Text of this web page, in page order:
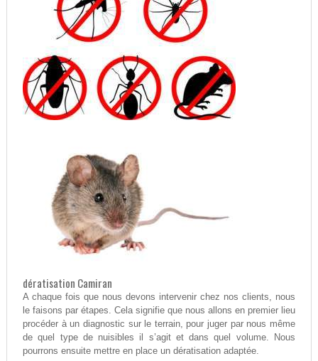
dératisation Camiran
A chaque fois que nous devons intervenir chez nos clients, nous
le faisons par étapes. Cela signifie que nous allons en premier lieu
procéder à un diagnostic sur le terrain, pour juger par nous même
de quel type de nuisibles il s’agit et dans quel volume. Nous
pourrons ensuite mettre en place un dératisation adaptée.